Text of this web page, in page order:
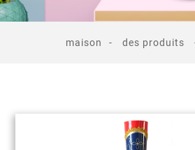
maison des produits